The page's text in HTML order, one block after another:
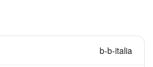
b-b-italia